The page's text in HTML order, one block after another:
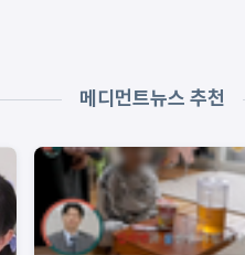
메디먼트뉴스 추천